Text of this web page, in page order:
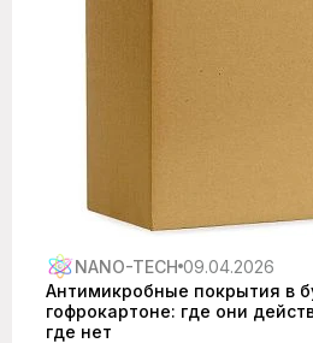
NANO-TECH 09.04.2026
Антимикробные покрытия в
гофрокартоне: где они
где нет